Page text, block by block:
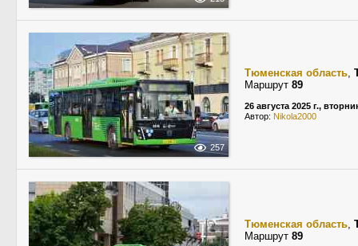
257
Тюменская область,
Маршрут 89
26 августа 2025 г.,
Автор: Nikola2000
Тюменская область,
Маршрут 89